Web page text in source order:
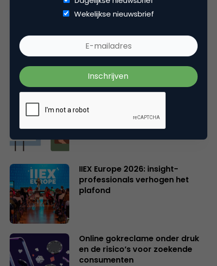
Gerelateerde artikelen
vergunning: wat verandert er?
GenAI in reclame
IIEX Europe 2026: insight-
professionals verhogen het
plafond
Online gokreclame onder druk
en de risico’s voor zoekende
consumenten
Wekelijkse nieuwsbrief